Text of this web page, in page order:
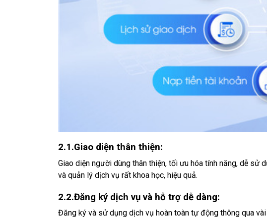
2.1.Giao diện thân thiện:
Giao diện người dùng thân thiện, tối ưu hóa tính năng, dễ
và quản lý dịch vụ rất khoa học, hiệu quả.
2.2.Đăng ký dịch vụ và hỗ trợ dễ dàng:
Đăng ký và sử dụng dịch vụ hoàn toàn tự động thông qua